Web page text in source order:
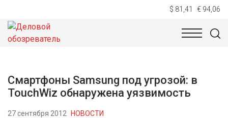
$ 81,41 € 94,06
НОВОСТИ
Смартфоны Samsung под угрозой: в
TouchWiz обнаружена уязвимость
27 сентября 2012 НОВОСТИ